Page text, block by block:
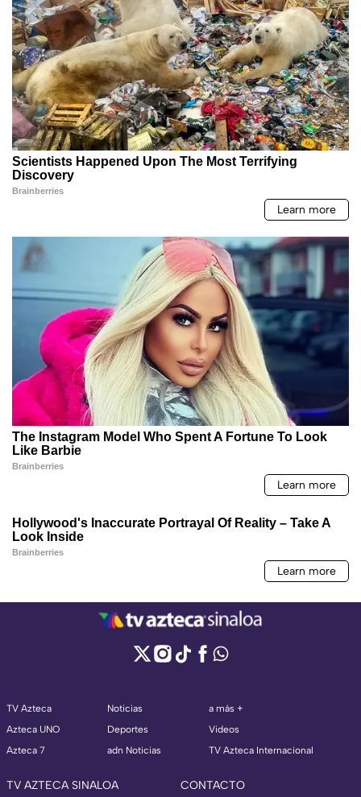
TV Azteca
Azteca UNO
Azteca 7
Noticias
Deportes
adn Noticias
a más +
Videos
TV Azteca Internacional
TV AZTECA SINALOA CONTACTO